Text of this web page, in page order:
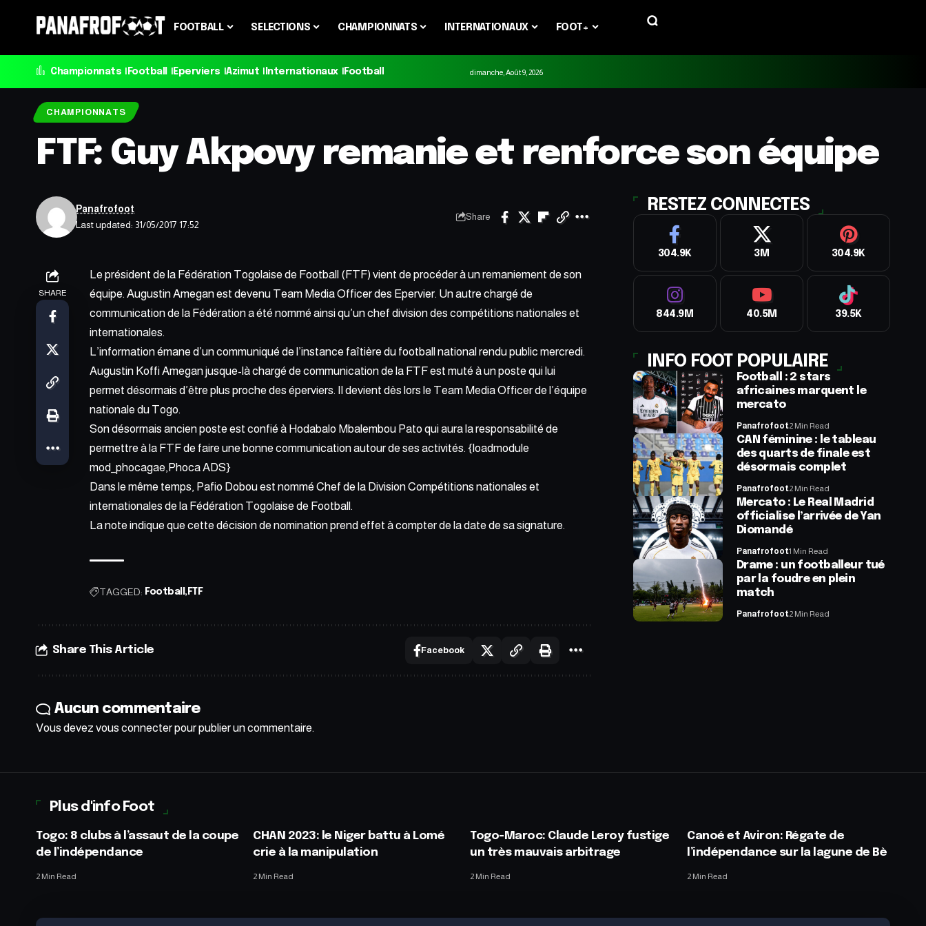
FOOTBALL SELECTIONS CHAMPIONNATS INTERNATIONAUX FOOT+
Championnats Football Eperviers Azimut Internationaux Football dimanche, Août 9, 2026
CHAMPIONNATS
FTF: Guy Akpovy remanie et renforce son équipe
Last updated: 31/05/2017 17:52
Panafrofoot
Share
SHARE
Le président de la Fédération Togolaise de Football (FTF) vient de procéder à un remaniement de son
équipe. Augustin Amegan est devenu Team Media Officer des Epervier. Un autre chargé de
communication de la Fédération a été nommé ainsi qu’un chef division des compétitions nationales et
internationales.
L’information émane d’un communiqué de l’instance faîtière du football national rendu public mercredi.
Augustin Koffi Amegan jusque-là chargé de communication de la FTF est muté à un poste qui lui
permet désormais d’être plus proche des éperviers. Il devient dès lors le Team Media Officer de l’équipe
nationale du Togo.
Son désormais ancien poste est confié à Hodabalo Mbalembou Pato qui aura la responsabilité de
permettre à la FTF de faire une bonne communication autour de ses activités. {loadmodule
mod_phocagae,Phoca ADS}
Dans le même temps, Pafio Dobou est nommé Chef de la Division Compétitions nationales et
internationales de la Fédération Togolaise de Football.
La note indique que cette décision de nomination prend effet à compter de la date de sa signature.
TAGGED: Football FTF
Share This Article Facebook
Aucun commentaire
Vous devez vous connecterpour publier un commentaire.
RESTEZ CONNECTES
304.9K 3M 304.9K
844.9M 40.5M 39.5K
INFO FOOT POPULAIRE
Football : 2 stars
africaines marquent le
mercato
Panafrofoot2 Min Read
CAN féminine : le tableau
des quarts de finale est
désormais complet
Panafrofoot2 Min Read
Mercato : Le Real Madrid
officialise l’arrivée de Yan
Diomandé
Panafrofoot1 Min Read
Drame : un footballeur tué
par la foudre en plein
match
Panafrofoot2 Min Read
Plus d'info Foot
Togo: 8 clubs à l’assaut de la coupe
de l’indépendance
2 Min Read
CHAN 2023: le Niger battu à Lomé
crie à la manipulation
2 Min Read
Togo-Maroc: Claude Leroy fustige
un très mauvais arbitrage
2 Min Read
Canoé et Aviron: Régate de
l’indépendance sur la lagune de Bè
2 Min Read